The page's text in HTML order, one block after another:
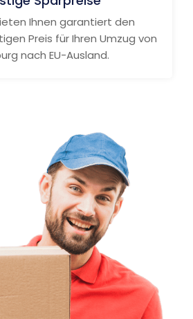
Ihnen garantiert den
Preis für Ihren Umzug von
nach EU-Ausland.